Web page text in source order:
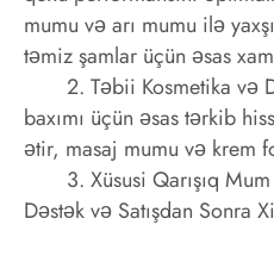
mumu və arı mumu ilə
təmiz şamlar üçün əsas
2. Təbii Kosmetika və
baxımı üçün əsas tərkib
ətir, masaj mumu və krem
3. Xüsusi Qarışıq
Dəstək və Satışdan Sonra